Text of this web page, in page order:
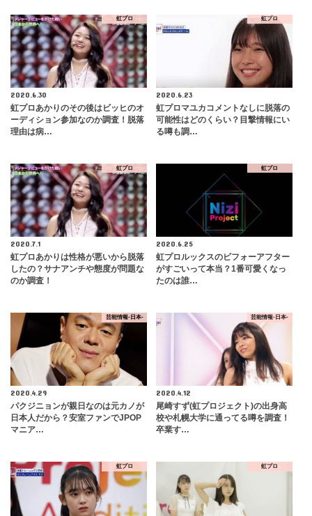
虹プロ
2020.6.30
虹プロあかりのその後はビッヒのオ
ーディション参加なのか調査！脱落
理由は病…
虹プロ
2020.6.23
虹プロマユカコメントなしに脱落の
可能性はどのくらい？目撃情報にい
る噂も調…
虹プロ
2020.7.1
虹プロあかりは性格が悪いから脱落
したの？サナアンチや態度が問題な
のか調査！
虹プロ
2020.6.25
虹プロルックスのビフォーアフター
がすごいって本当？1番可愛くなっ
たのは誰…
芸能情報-日本-
2020.4.29
パクジニョンが親日なのは元カノが
日本人だから？安室ファンでJPOP
マニア…
芸能情報-日本-
2020.4.12
尾崎すず(虹プロジェクト)の出身高
校や札幌大学に通ってる噂を調査！
卒業す…
虹プロ 虹プロ